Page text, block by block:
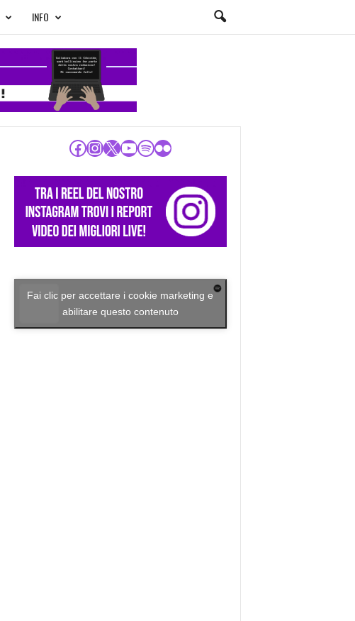
INFO
Facebook
Instagram
X YouTube
Spotify
Flickr
Fai clic per accettare i cookie marketing e
abilitare questo contenuto